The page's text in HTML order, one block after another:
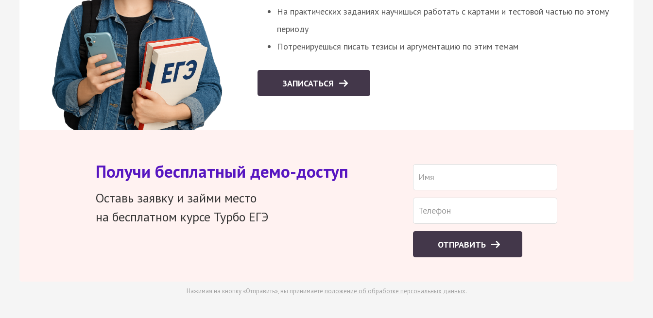
На практических заданиях научишься работать с картами и тестовой частью по этому
периоду
Потренируешься писать тезисы и аргументацию по этим темам
ЗАПИСАТЬСЯ
Получи бесплатный демо-доступ
Оставь заявку и займи место
на бесплатном курсе Турбо ЕГЭ
ОТПРАВИТЬ
Нажимая на кнопку «Отправить», вы принимаете положение об обработке персональных данных.